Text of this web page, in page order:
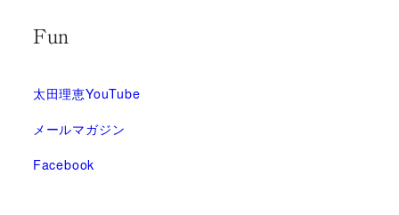
Fun
太田理恵YouTube
メールマガジン
Facebook